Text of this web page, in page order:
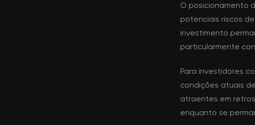
O posicionamento
potenciais riscos
investimento
particularmente
Para investidores
condições atuais
atraentes em
enquanto se